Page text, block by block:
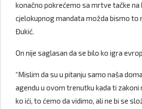
konačno pokrećemo sa mrtve tačke
cjelokupnog mandata možda bismo to
Đukić.
On nije saglasan da se bilo ko igra
“Mislim da su u pitanju samo naša
agendu u ovom trenutku kada ti zakoni
ko ići, to ćemo da vidimo, ali ne bi se